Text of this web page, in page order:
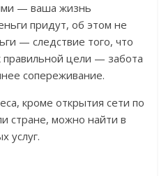
— ваша жизнь
придут, об этом не
— следствие того, что
правильной цели — забота
сопереживание.
кроме открытия сети по
стране, можно найти в
услуг.